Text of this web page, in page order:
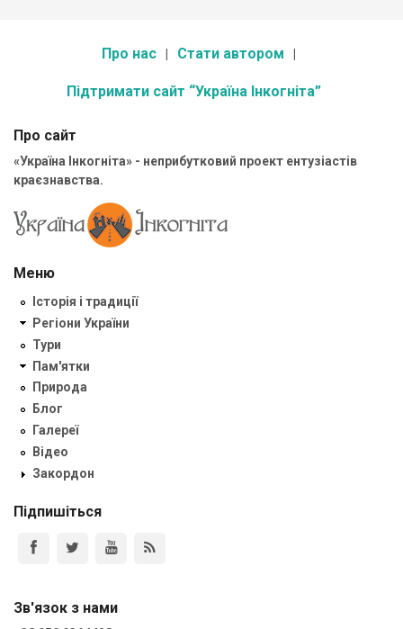
Про нас Стати автором
Підтримати сайт “Україна Інкогніта”
Про сайт
«Україна Інкогніта» - неприбутковий проект ентузіастів
краєзнавства.
Меню
Історія і традиції
Регіони України
Тури
Пам'ятки
Природа
Блог
Галереї
Відео
Закордон
Підпишіться
Зв'язок з нами